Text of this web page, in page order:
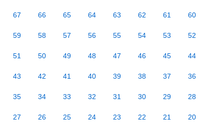
67 66 65 64 63 62 61 60
59 58 57 56 55 54 53 52
51 50 49 48 47 46 45 44
43 42 41 40 39 38 37 36
35 34 33 32 31 30 29 28
27 26 25 24 23 22 21 20